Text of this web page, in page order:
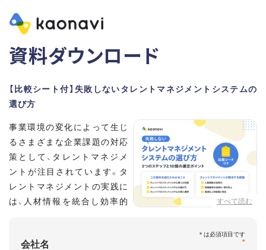
資料ダウンロード
【比較シート付】失敗しないタレントマネジメントシステムの
選び方
すべて読む
事業環境の変化によって生じ
るさまざまな企業課題の対応
策として、タレントマネジメ
ントが注目されています。タ
レントマネジメントの実践に
は、人材情報を統合し効率的
*
会社名